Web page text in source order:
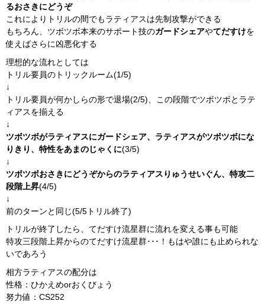
るおさきにどうぞ
これによりトリルの間でもラティアスは先制攻撃ができる
もちろん、ツボツボ本来のサポート技のガードシェアやてだすけを
使えばさらに凶悪化する
理想的な流れとしては
トリル要員のトリックルーム(1/5)
↓
トリル要員が何かしらの形で退場(2/5)、この段階でツボツボとラテ
ィアスを揃える
↓
ツボツボがラティアスにガードシェア、ラティアスがツボツボにな
りきり、特性をあまのじゃくに(3/5)
↓
ツボツボおさきにどうぞからのラティアスりゅうせいぐん、特攻二
段階上昇(4/5)
↓
前のターンと同じ(5/5トリル終了)
トリルが終了したら、てだすけ流星群に流れを変える事も可能
特攻三段階上昇からのてだすけ流星群･･･！もはや誰にも止められな
いであろう
相方ラティアスの配分は
性格：ひかえめorおくびょう
努力値：CS252